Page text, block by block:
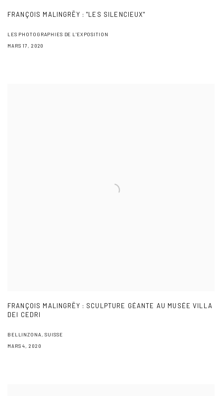
FRANÇOIS MALINGRËY : "LES SILENCIEUX"
LES PHOTOGRAPHIES DE L'EXPOSITION
MARS 17, 2020
FRANÇOIS MALINGRËY : SCULPTURE GÉANTE AU MUSÉE VILLA
DEI CEDRI
BELLINZONA, SUISSE
MARS 4, 2020